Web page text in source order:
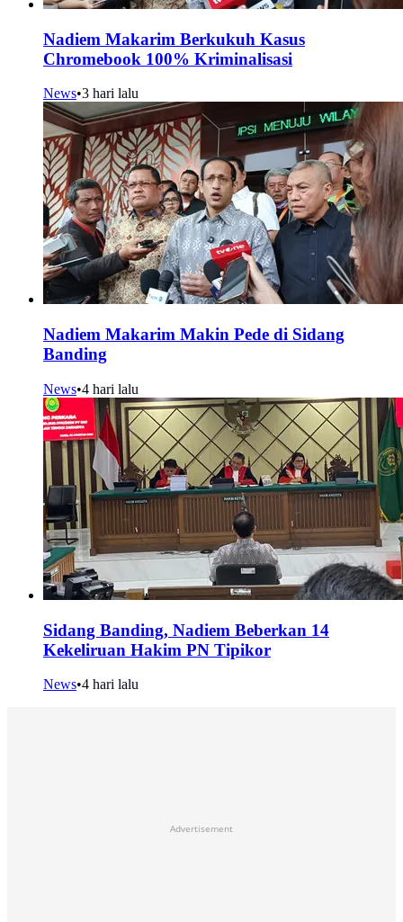
Nadiem Makarim Berkukuh Kasus
Chromebook 100% Kriminalisasi
News•3 hari lalu
Nadiem Makarim Makin Pede di Sidang
Banding
News•4 hari lalu
Sidang Banding, Nadiem Beberkan 14
Kekeliruan Hakim PN Tipikor
News•4 hari lalu
Advertisement